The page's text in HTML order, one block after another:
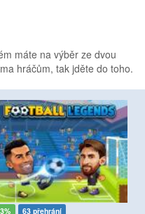
máte na výběr ze dvou
hráčům, tak jděte do toho.
63 přehrání